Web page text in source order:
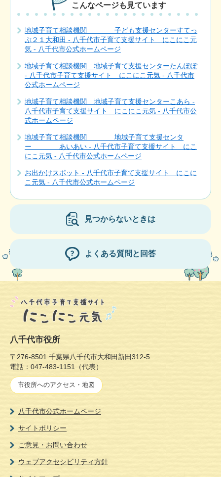
こんなページも見ています
地域子育て相談機関 子ども支援センターすてっ
ぷ２１大和田 - 八千代市子育て支援サイト にこにこ元
気 - 八千代市公式ホームページ
地域子育て相談機関 地域子育て支援センターたんぽぽ
- 八千代市子育て支援サイト にこにこ元気 - 八千代市
公式ホームページ
地域子育て相談機関 地域子育て支援センターこあら -
八千代市子育て支援サイト にこにこ元気 - 八千代市公
式ホームページ
地域子育て相談機関 地域子育て支援センタ
ー あいあい - 八千代市子育て支援サイト にこ
にこ元気 - 八千代市公式ホームページ
お出かけスポット - 八千代市子育て支援サイト にこに
こ元気 - 八千代市公式ホームページ
見つからないときは
よくある質問と回答
八千代市役所
〒276-8501 千葉県八千代市大和田新田312-5
電話：047-483-1151（代表）
市役所へのアクセス・地図
八千代市公式ホームページ
サイトポリシー
ご意見・お問い合わせ
ウェブアクセシビリティ方針